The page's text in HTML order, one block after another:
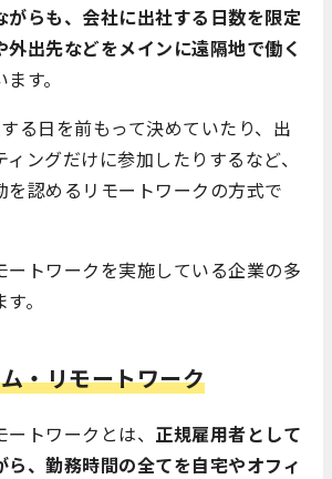
がらも、会社に出社する日数を限定
外出先などをメインに遠隔地で働く
す。
る日を前もって決めていたり、 出
ングだけに参加したりするなど、
を認めるリモートワークの方式で
ートワークを実施している企業の多
。
・リモートワーク
トワークとは、 正規雇用者として
、勤務時間の全てを自宅やオフィ